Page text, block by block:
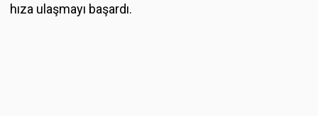
hıza ulaşmayı başardı.